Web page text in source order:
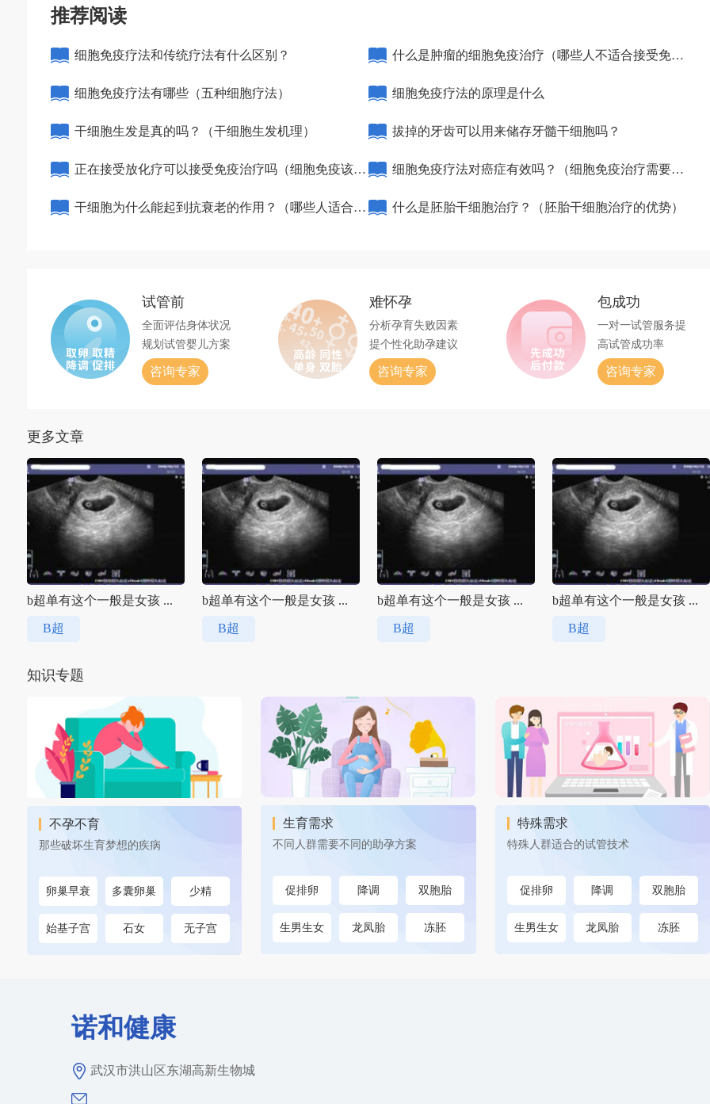
推荐阅读
细胞免疫疗法和传统疗法有什么区别？ 什么是肿瘤的细胞免疫治疗（哪些人不适合接受免疫
治疗）
细胞免疫疗法有哪些（五种细胞疗法） 细胞免疫疗法的原理是什么
干细胞生发是真的吗？（干细胞生发机理） 拔掉的牙齿可以用来储存牙髓干细胞吗？
正在接受放化疗可以接受免疫治疗吗（细胞免疫该不
该做）
细胞免疫疗法对癌症有效吗？（细胞免疫治疗需要几
个周期）
干细胞为什么能起到抗衰老的作用？（哪些人适合打 什么是胚胎干细胞治疗？（胚胎干细胞治疗的优势）
试管前
全面评估身体状况
规划试管婴儿方案
咨询专家
难怀孕
分析孕育失败因素
提个性化助孕建议
咨询专家
包成功
一对一试管服务提
高试管成功率
咨询专家
更多文章
b超单有这个一般是女孩 ...
B超
b超单有这个一般是女孩 ...
B超
b超单有这个一般是女孩 ...
B超
b超单有这个一般是女孩 ...
B超
知识专题
不孕不育
那些破坏生育梦想的疾病
卵巢早衰 多囊卵巢 少精
始基子宫 石女 无子宫
生育需求
不同人群需要不同的助孕方案
促排卵 降调 双胞胎
生男生女 龙凤胎 冻胚
特殊需求
特殊人群适合的试管技术
促排卵 降调 双胞胎
生男生女 龙凤胎 冻胚
诺和健康
武汉市洪山区东湖高新生物城